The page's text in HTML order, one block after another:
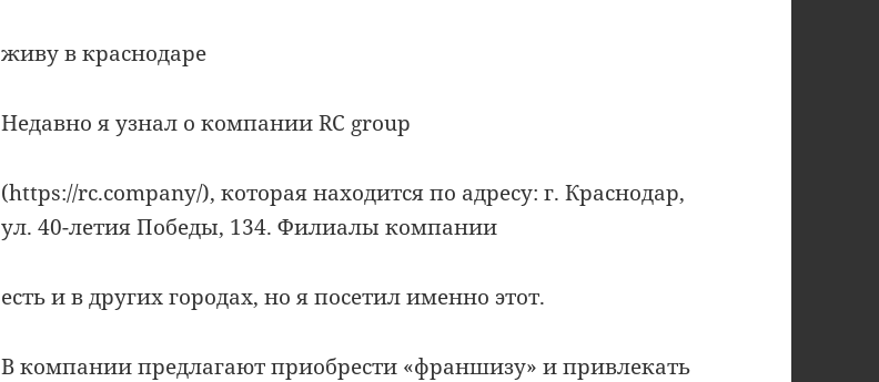
живу в краснодаре
Недавно я узнал о компании RC group
(https://rc.company/), которая находится по адресу: г. Краснодар,
ул. 40-летия Победы, 134. Филиалы компании
есть и в других городах, но я посетил именно этот.
В компании предлагают приобрести «франшизу» и привлекать